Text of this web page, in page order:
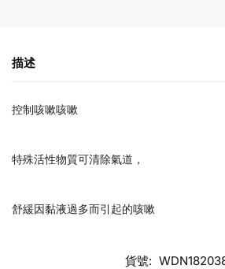
描述
控制咳嗽咳嗽
特殊活性物質可清除氣道，
舒緩因黏液過多而引起的咳嗽
貨號: